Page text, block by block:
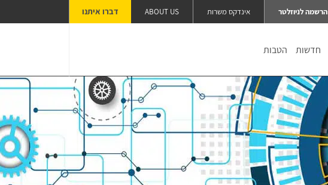
הרשמה לניוזלטר אינדקס משרות ABOUT US דברו איתנו
חדשות הטבות